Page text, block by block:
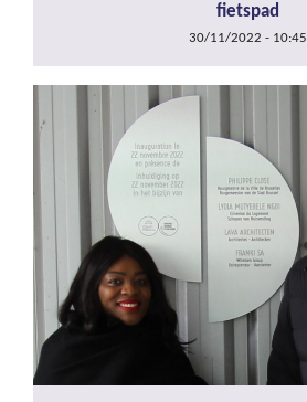
fietspad
30/11/2022 - 10:45